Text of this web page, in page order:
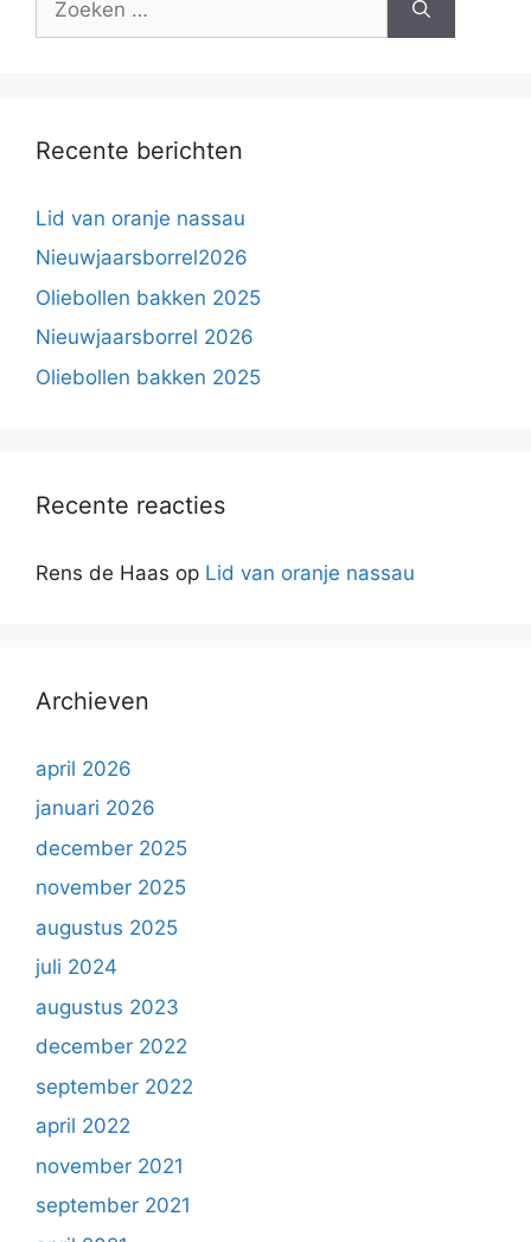
naar:
Recente berichten
Lid van oranje nassau
Nieuwjaarsborrel2026
Oliebollen bakken 2025
Nieuwjaarsborrel 2026
Oliebollen bakken 2025
Recente reacties
Rens de Haas op Lid van oranje nassau
Archieven
april 2026
januari 2026
december 2025
november 2025
augustus 2025
juli 2024
augustus 2023
december 2022
september 2022
april 2022
november 2021
september 2021